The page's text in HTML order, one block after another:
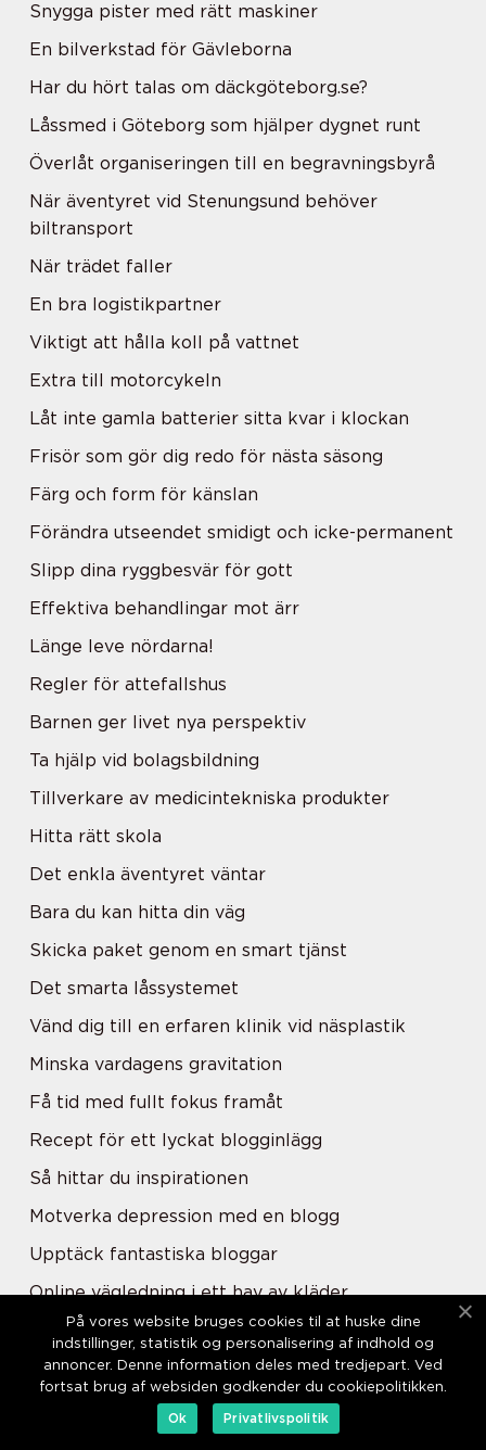
Snygga pister med rätt maskiner
En bilverkstad för Gävleborna
Har du hört talas om däckgöteborg.se?
Låssmed i Göteborg som hjälper dygnet runt
Överlåt organiseringen till en begravningsbyrå
När äventyret vid Stenungsund behöver
biltransport
När trädet faller
En bra logistikpartner
Viktigt att hålla koll på vattnet
Extra till motorcykeln
Låt inte gamla batterier sitta kvar i klockan
Frisör som gör dig redo för nästa säsong
Färg och form för känslan
Förändra utseendet smidigt och icke-permanent
Slipp dina ryggbesvär för gott
Effektiva behandlingar mot ärr
Länge leve nördarna!
Regler för attefallshus
Barnen ger livet nya perspektiv
Ta hjälp vid bolagsbildning
Tillverkare av medicintekniska produkter
Hitta rätt skola
Det enkla äventyret väntar
Bara du kan hitta din väg
Skicka paket genom en smart tjänst
Det smarta låssystemet
Vänd dig till en erfaren klinik vid näsplastik
Minska vardagens gravitation
Få tid med fullt fokus framåt
Recept för ett lyckat blogginlägg
Så hittar du inspirationen
Motverka depression med en blogg
Upptäck fantastiska bloggar
Online vägledning i ett hav av kläder
Kontinentalsängen - inte bara en säng
Låt som en rockstjärna
Missa inte ditt tillfälle
På vores website bruges cookies til at huske dine
indstillinger, statistik og personalisering af indhold og
annoncer. Denne information deles med tredjepart. Ved
fortsat brug af websiden godkender du cookiepolitikken.
Ok
Privatlivspolitik